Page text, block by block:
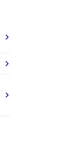
arrow_forward_ios
arrow_forward_ios
arrow_forward_ios